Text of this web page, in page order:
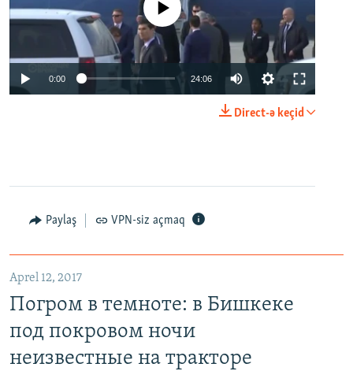
No media source currently available
0:00 24:06
Direct-ə keçid
Paylaş VPN-siz açmaq
Aprel 12, 2017
Погром в темноте: в Бишкеке
под покровом ночи
неизвестные на тракторе